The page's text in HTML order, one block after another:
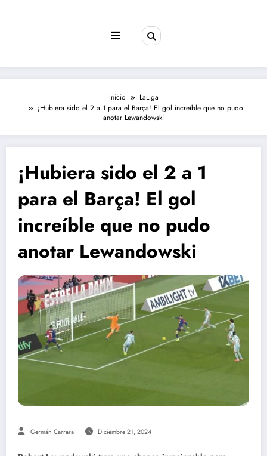
Inicio
LaLiga
¡Hubiera sido el 2 a 1 para el Barça! El gol increíble que no pudo
anotar Lewandowski
¡Hubiera sido el 2 a 1
para el Barça! El gol
increíble que no pudo
anotar Lewandowski
Germán Carrara Diciembre 21, 2024